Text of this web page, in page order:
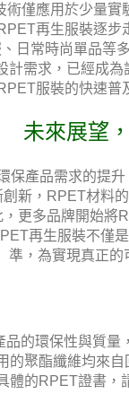
術僅應用於少量實
再生服裝逐步
日常時尚單品等
計需求，已經成
服裝的快速普
未來展望
保產品需求的提
創新，RPET材料
，更多品牌開始將
再生服裝不僅
準，為實現真正的
品的環保性與質
的聚酯纖維均來
體的RPET證書，